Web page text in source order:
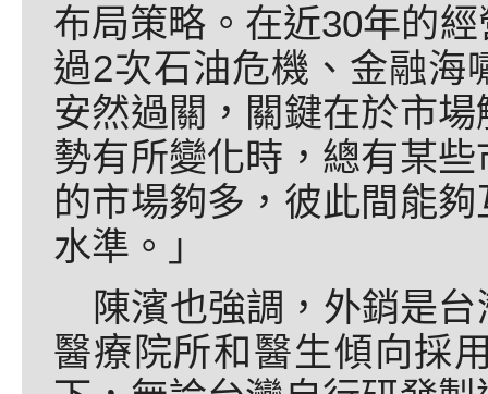
布局策略。在近30年的
過2次石油危機、金融海
安然過關，關鍵在於市
勢有所變化時，總有某
的市場夠多，彼此間能
水準。」
陳濱也強調，外銷是
醫療院所和醫生傾向採